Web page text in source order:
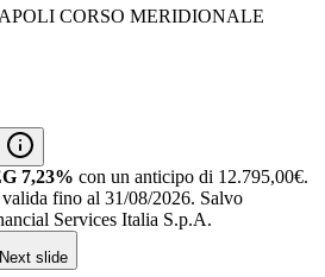
CORSO MERIDIONALE
7,23% con un anticipo di 12.795,00€.
fino al 31/08/2026. Salvo
Services Italia S.p.A.
Next slide